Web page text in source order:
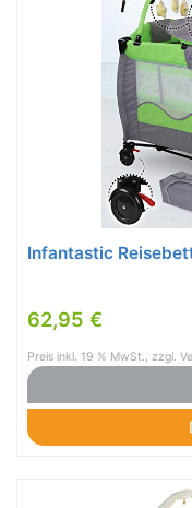
Infantastic
62,95 €
Preis inkl. 19 % MwSt., zzgl.